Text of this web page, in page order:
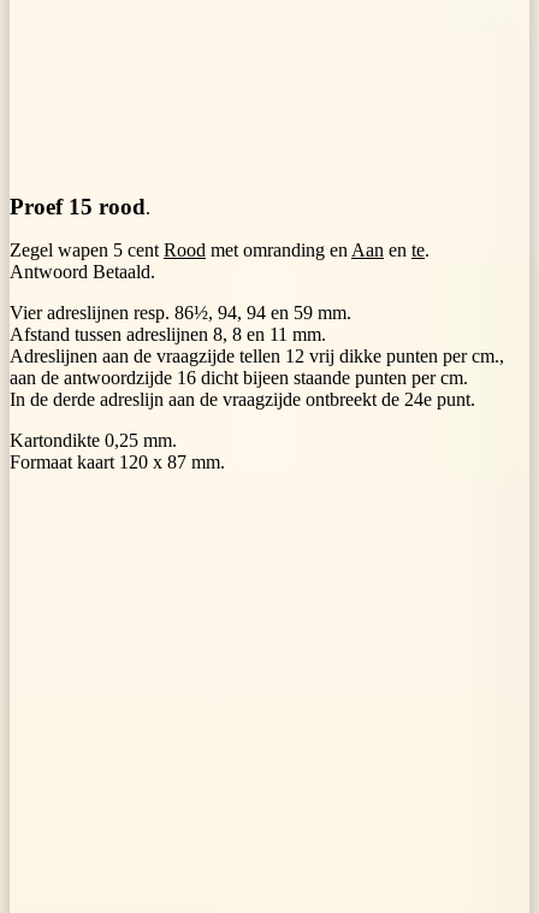
Proef 15 rood.
Zegel wapen 5 cent Rood met omranding en Aan en te.
Antwoord Betaald.
Vier adreslijnen resp. 86½, 94, 94 en 59 mm.
Afstand tussen adreslijnen 8, 8 en 11 mm.
Adreslijnen aan de vraagzijde tellen 12 vrij dikke punten per cm.,
aan de antwoordzijde 16 dicht bijeen staande punten per cm.
In de derde adreslijn aan de vraagzijde ontbreekt de 24e punt.
Kartondikte 0,25 mm.
Formaat kaart 120 x 87 mm.